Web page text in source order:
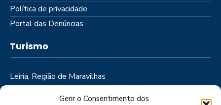
Gerir o Consentimento dos
Política de privacidade
Portal das Denúncias
Turismo
Leiria, Região de Maravilhas